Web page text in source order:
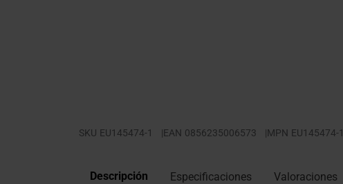
SKU EU145474-1 |EAN 0856235006573 |MPN EU145474-1
Descripción Especificaciones Valoraciones